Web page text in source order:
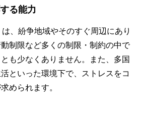
る能力
、紛争地域やそのすぐ周辺にあり
制限など多くの制限・制約の中で
も少なくありません。また、多国
といった環境下で、ストレスをコ
められます。